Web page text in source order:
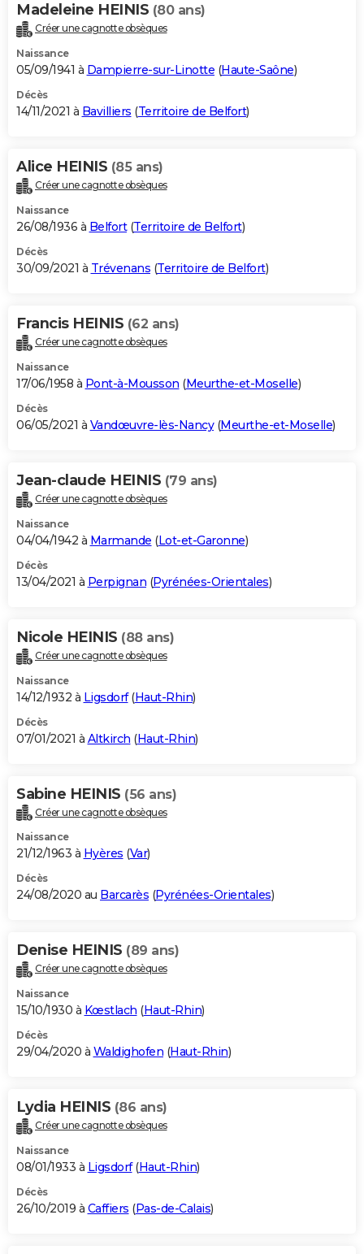
Madeleine HEINIS (80 ans)
Créer une cagnotte obsèques
Naissance
05/09/1941 à Dampierre-sur-Linotte (Haute-Saône)
Décès
14/11/2021 à Bavilliers (Territoire de Belfort)
Alice HEINIS (85 ans)
Créer une cagnotte obsèques
Naissance
26/08/1936 à Belfort(Territoire de Belfort)
Décès
30/09/2021 à Trévenans (Territoire de Belfort)
Francis HEINIS (62 ans)
Créer une cagnotte obsèques
Naissance
17/06/1958 à Pont-à-Mousson (Meurthe-et-Moselle)
Décès
06/05/2021 à Vandœuvre-lès-Nancy(Meurthe-et-Moselle)
Jean-claude HEINIS (79 ans)
Créer une cagnotte obsèques
Naissance
04/04/1942 à Marmande (Lot-et-Garonne)
Décès
13/04/2021 à Perpignan (Pyrénées-Orientales)
Nicole HEINIS (88 ans)
Créer une cagnotte obsèques
Naissance
14/12/1932 à Ligsdorf(Haut-Rhin)
Décès
07/01/2021 à Altkirch (Haut-Rhin)
Sabine HEINIS (56 ans)
Créer une cagnotte obsèques
Naissance
21/12/1963 à Hyères (Var)
Décès
24/08/2020 au Barcarès (Pyrénées-Orientales)
Denise HEINIS (89 ans)
Créer une cagnotte obsèques
Naissance
15/10/1930 à Kœstlach (Haut-Rhin)
Décès
29/04/2020 à Waldighofen (Haut-Rhin)
Lydia HEINIS (86 ans)
Créer une cagnotte obsèques
Naissance
08/01/1933 à Ligsdorf(Haut-Rhin)
Décès
26/10/2019 à Caffiers (Pas-de-Calais)